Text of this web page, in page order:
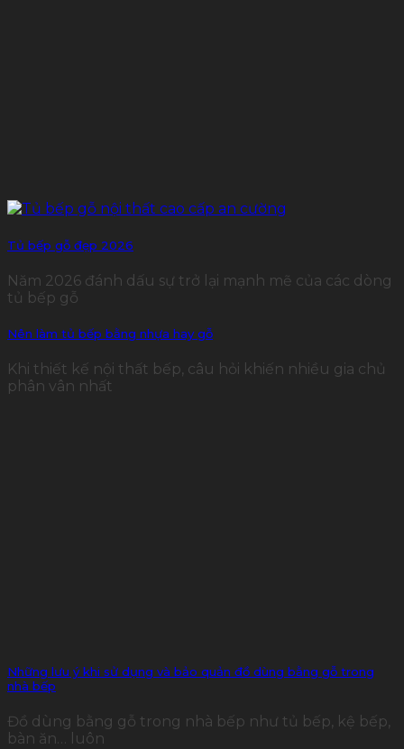
Tủ bếp gỗ đẹp 2026
Năm 2026 đánh dấu sự trở lại mạnh mẽ của các dòng
tủ bếp gỗ
Nên làm tủ bếp bằng nhựa hay gỗ
Khi thiết kế nội thất bếp, câu hỏi khiến nhiều gia chủ
phân vân nhất
Những lưu ý khi sử dụng và bảo quản đồ dùng bằng gỗ trong
nhà bếp
Đồ dùng bằng gỗ trong nhà bếp như tủ bếp, kệ bếp,
bàn ăn… luôn